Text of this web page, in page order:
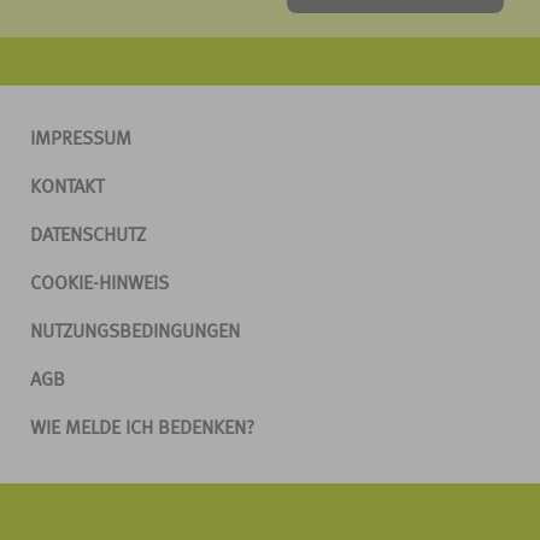
IMPRESSUM
KONTAKT
DATENSCHUTZ
COOKIE-HINWEIS
NUTZUNGSBEDINGUNGEN
AGB
WIE MELDE ICH BEDENKEN?